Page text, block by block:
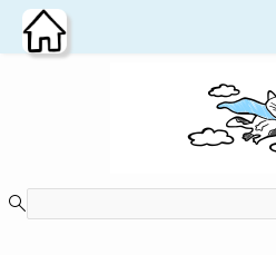
Zum Hauptinhalt wechseln